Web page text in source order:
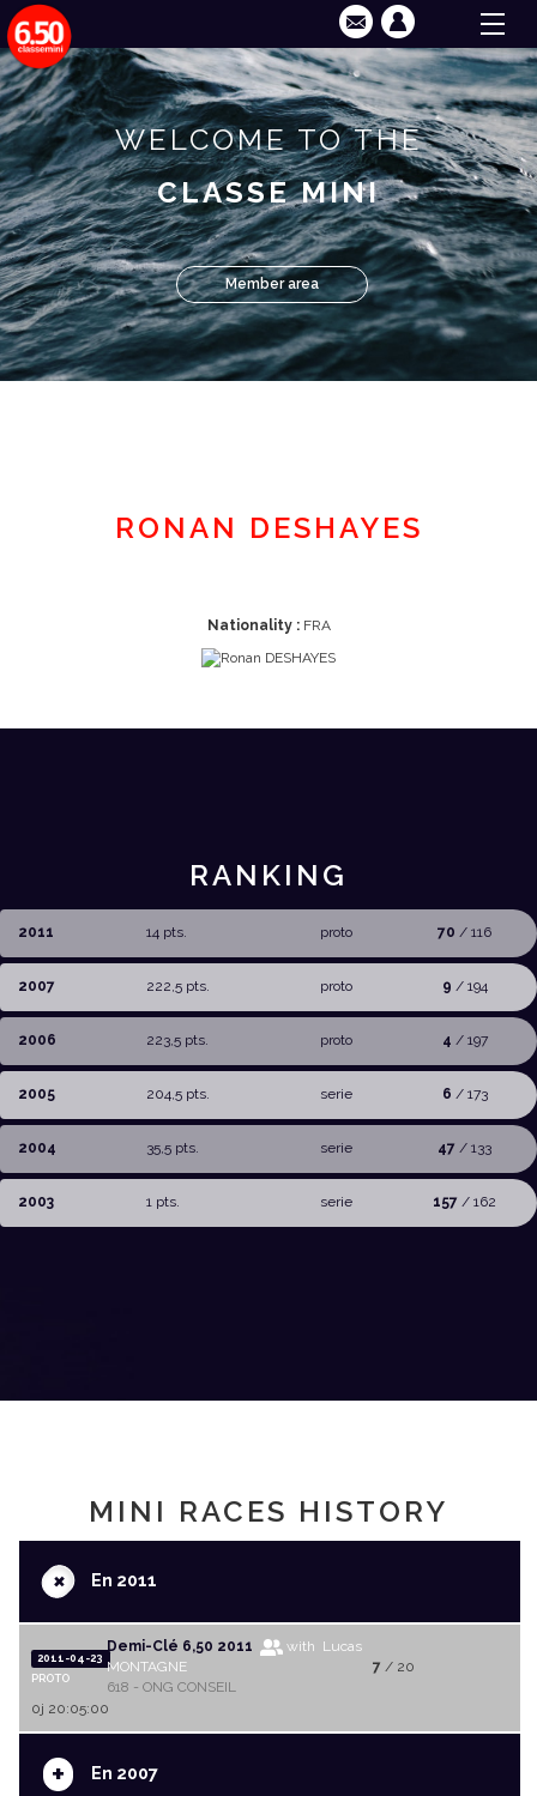
WELCOME TO THE
CLASSE MINI
Member area
RONAN DESHAYES
Nationality :FRA
RANKING
2011 14 pts. proto 70 / 116
2007 222,5 pts. proto 9 / 194
2006 223,5 pts. proto 4 / 197
2005 204,5 pts. serie 6 / 173
2004 35,5 pts. serie 47 / 133
2003 1 pts. serie 157 / 162
MINI RACES HISTORY
+En 2011
2011-04-23
PROTO
Demi-Clé 6,50 2011
with Lucas
MONTAGNE
618 - ONG CONSEIL
7 / 20
0j 20:05:00
+ En 2007